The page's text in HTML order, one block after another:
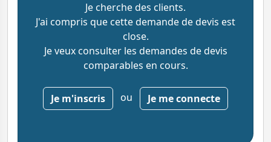
Je cherche des clients.
J'ai compris que cette demande de devis est
close.
Je veux consulter les demandes de devis
comparables en cours.
Je m'inscris ou Je me connecte